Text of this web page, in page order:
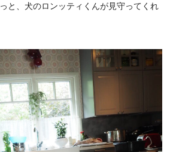
と、犬のロンッティくんが見守ってくれ